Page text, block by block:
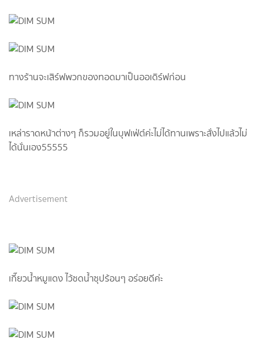
ทางร้านจะเสิร์ฟพวกของทอดมาเป็นออเดิร์ฟก่อน
เหล่าราดหน้าต่างๆ ก็รวมอยู่ในบุฟเฟ่ต์ค่ะไม่ได้ทานเพราะสั่งไปแล้วไม่
ได้นั่นเอง55555
Advertisement
เกี๊ยวน้ำหมูแดง ไว้ซดน้ำซุปร้อนๆ อร่อยดีค่ะ